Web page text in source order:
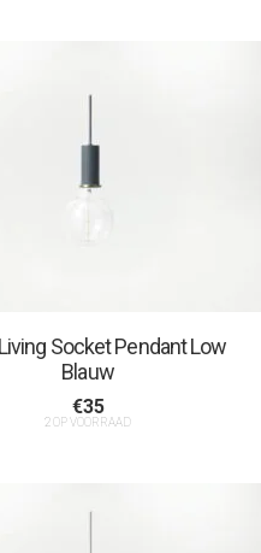
Socket Pendant Low
Blauw
€35
2 OP VOORRAAD